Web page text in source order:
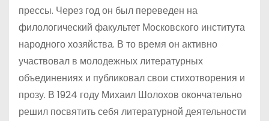
прессы. Через год он был переведен на
филологический факультет Московского института
народного хозяйства. В то время он активно
участвовал в молодежных литературных
объединениях и публиковал свои стихотворения и
прозу. В 1924 году Михаил Шолохов окончательно
решил посвятить себя литературной деятельности